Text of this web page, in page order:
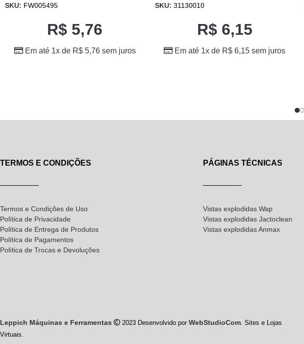
SKU: FW005495
R$ 5,76
Em até 1x de R$5,76sem juros
SKU: 31130010
R$6,15
Em até 1x de R$ 6,15 sem juros
TERMOS E CONDIÇÕES
Termos e Condições de Uso
Política de Privacidade
Política de Entrega de Produtos
Política de Pagamentos
Política de Trocas e Devoluções
PÁGINAS TÉCNICAS
Vistas explodidas Wap
Vistas explodidas Jactoclean
Vistas explodidas Anmax
Leppich Máquinas e Ferramentas 2023 Desenvolvido por WebStudioCom. Sites e Lojas
Virtuais.